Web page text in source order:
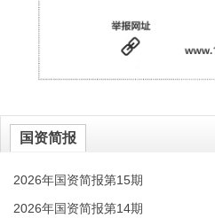
国资简报
2026年国资简报第15期
2026年国资简报第14期